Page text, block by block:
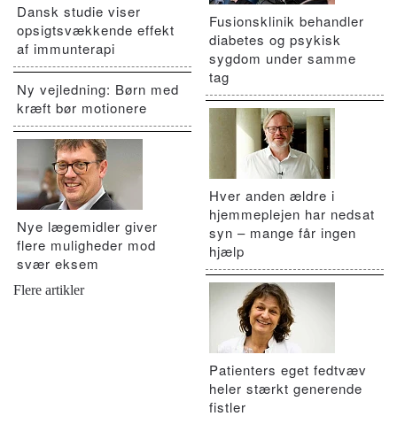
Dansk studie viser
opsigtsvækkende effekt
af immunterapi
Ny vejledning: Børn med
kræft bør motionere
Nye lægemidler giver
flere muligheder mod
svær eksem
Flere artikler
Fusionsklinik behandler
diabetes og psykisk
sygdom under samme
tag
Hver anden ældre i
hjemmeplejen har nedsat
syn – mange får ingen
hjælp
Patienters eget fedtvæv
heler stærkt generende
fistler